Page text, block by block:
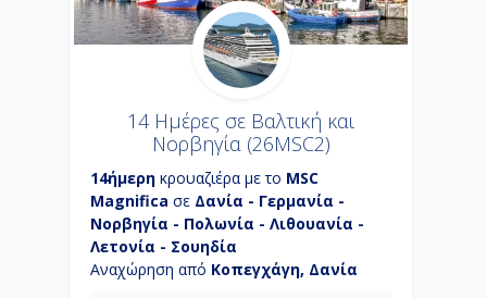
χιλιόμετρα νότια, στο τέλος της κοιλάδας
Oldedalen. Στάβανγκερ: θεωρείται το
κέντρο της βιομηχανίας πετρελαίου στη
Νορβηγία και είναι μία από τις
πρωτεύουσες της ενέργειας της
Ευρώπης. Συχνά αποκαλείται η
πρωτεύουσα του πετρελαίου.
14 Ημέρες σε Βαλτική και
Νορβηγία (26MSC2)
14ήμερη κρουαζιέρα με το MSC
Magnifica σε Δανία - Γερμανία -
Νορβηγία - Πολωνία - Λιθουανία -
Λετονία - Σουηδία
Αναχώρηση από Κοπεγχάγη, Δανία